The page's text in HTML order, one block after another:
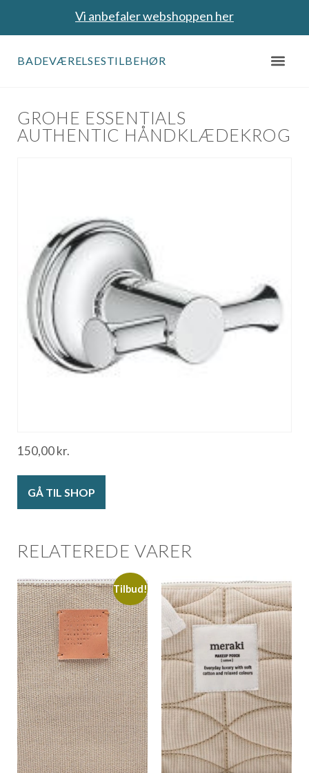
Vi anbefaler webshoppen her
BADEVÆRELSESTILBEHØR
GROHE ESSENTIALS
AUTHENTIC HÅNDKLÆDEKROG
150,00kr.
GÅ TIL SHOP
RELATEREDE VARER
Tilbud!